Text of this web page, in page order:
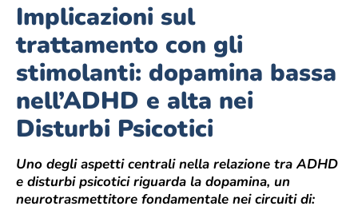
Implicazioni sul
trattamento con gli
stimolanti: dopamina bassa
nell’ADHD e alta nei
Disturbi Psicotici
Uno degli aspetti centrali nella relazione tra ADHD
e disturbi psicotici riguarda la dopamina, un
neurotrasmettitore fondamentale nei circuiti di: